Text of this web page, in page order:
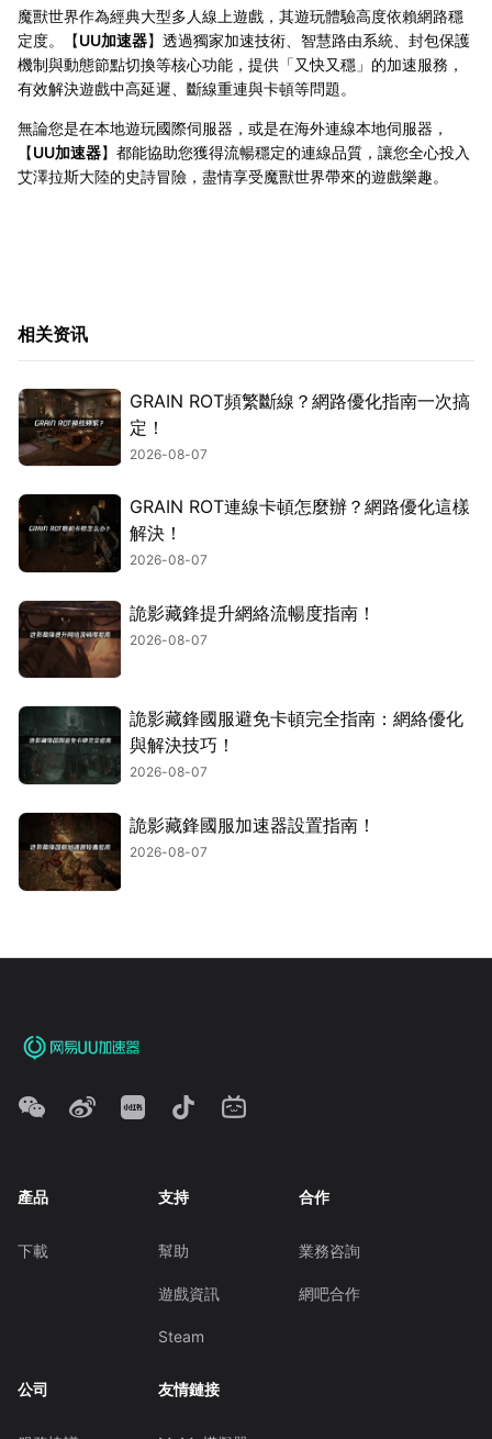
魔獸世界作為經典大型多人線上遊戲，其遊玩體驗高度依賴網路穩
定度。【UU加速器】透過獨家加速技術、智慧路由系統、封包保護
機制與動態節點切換等核心功能，提供「又快又穩」的加速服務，
有效解決遊戲中高延遲、斷線重連與卡頓等問題。
無論您是在本地遊玩國際伺服器，或是在海外連線本地伺服器，
【UU加速器】都能協助您獲得流暢穩定的連線品質，讓您全心投入
艾澤拉斯大陸的史詩冒險，盡情享受魔獸世界帶來的遊戲樂趣。
相关资讯
GRAIN ROT頻繁斷線？網路優化指南一次搞
定！
2026-08-07
GRAIN ROT連線卡頓怎麼辦？網路優化這樣
解決！
2026-08-07
詭影藏鋒提升網絡流暢度指南！
2026-08-07
詭影藏鋒國服避免卡頓完全指南：網絡優化
與解決技巧！
2026-08-07
詭影藏鋒國服加速器設置指南！
2026-08-07
產品
下載
支持
幫助
遊戲資訊
Steam
合作
業務咨詢
網吧合作
公司 友情鏈接